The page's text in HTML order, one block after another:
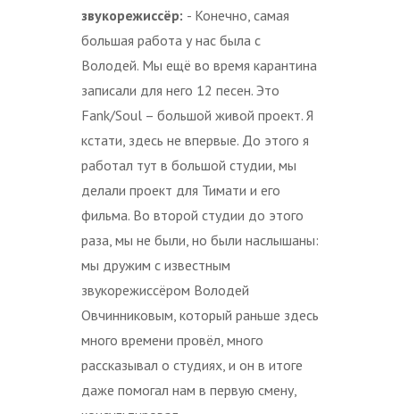
звукорежиссёр: - Конечно, самая
большая работа у нас была с
Володей. Мы ещё во время карантина
записали для него 12 песен. Это
Fank/Soul – большой живой проект. Я
кстати, здесь не впервые. До этого я
работал тут в большой студии, мы
делали проект для Тимати и его
фильма. Во второй студии до этого
раза, мы не были, но были наслышаны:
мы дружим с известным
звукорежиссёром Володей
Овчинниковым, который раньше здесь
много времени провёл, много
рассказывал о студиях, и он в итоге
даже помогал нам в первую смену,